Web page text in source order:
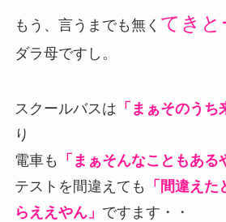
もう、言うまでも無く てきと
ダラ母ですし。
スクールバスは 「まぁそのうち
り
電車も
「まぁそんなこともある
テストを間違えても
「間違え
らええやん」 ですます・・